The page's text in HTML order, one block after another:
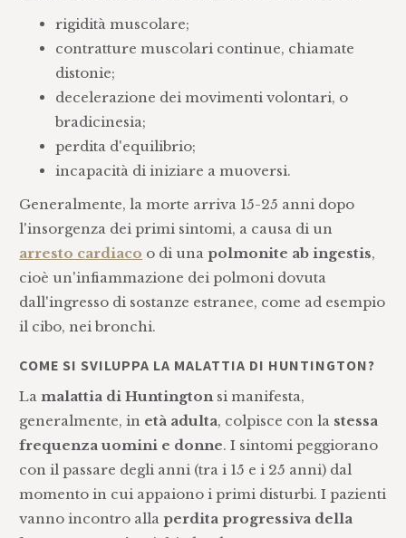
rigidità muscolare;
contratture muscolari continue, chiamate
distonie;
decelerazione dei movimenti volontari, o
bradicinesia;
perdita d'equilibrio;
incapacità di iniziare a muoversi.
Generalmente, la morte arriva 15-25 anni dopo
l'insorgenza dei primi sintomi, a causa di un
arresto cardiaco o di unapolmonite ab ingestis,
cioè un'infiammazione dei polmoni dovuta
dall'ingresso di sostanze estranee, come ad esempio
il cibo, nei bronchi.
COME SI SVILUPPA LA MALATTIA DI HUNTINGTON?
La malattia di Huntingtonsi manifesta,
generalmente, in età adulta, colpisce con la stessa
frequenza uomini e donne. I sintomi peggiorano
con il passare degli anni (tra i 15 e i 25 anni) dal
momento in cui appaiono i primi disturbi. I pazienti
vanno incontro allaperdita progressiva della